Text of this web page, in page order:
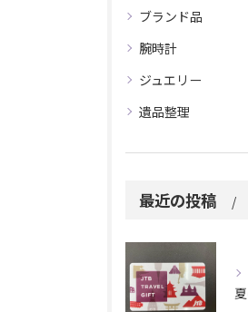
ブランド品
腕時計
ジュエリー
遺品整理
最近の投稿